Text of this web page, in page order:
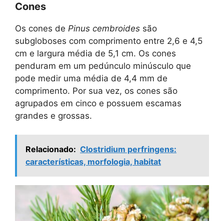
Cones
Os cones de Pinus cembroides são
subgloboses com comprimento entre 2,6 e 4,5
cm e largura média de 5,1 cm. Os cones
penduram em um pedúnculo minúsculo que
pode medir uma média de 4,4 mm de
comprimento. Por sua vez, os cones são
agrupados em cinco e possuem escamas
grandes e grossas.
Relacionado: Clostridium perfringens:
características, morfologia, habitat